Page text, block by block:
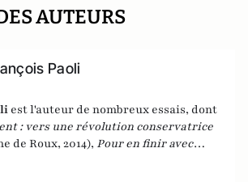
AUTEURS
Paoli
est l'auteur de nombreux essais, dont
: vers une révolution conservatrice
Roux, 2014), Pour en finir avec
publié